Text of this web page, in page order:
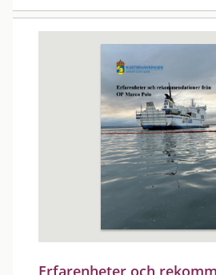
Erfarenheter och